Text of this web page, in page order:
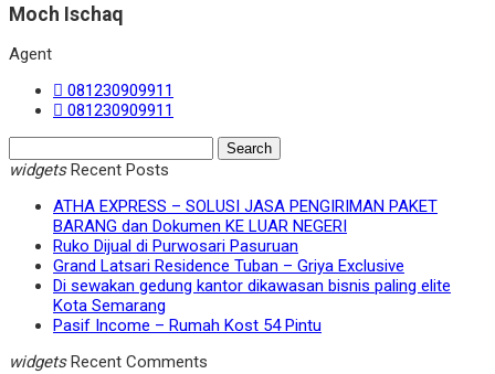
Moch Ischaq
Agent
081230909911
081230909911
for:
widgetsRecent Posts
ATHA EXPRESS – SOLUSI JASA PENGIRIMAN PAKET
BARANG dan Dokumen KE LUAR NEGERI
Ruko Dijual di Purwosari Pasuruan
Grand Latsari Residence Tuban – Griya Exclusive
Di sewakan gedung kantor dikawasan bisnis paling elite
Kota Semarang
Pasif Income – Rumah Kost 54 Pintu
widgetsRecent Comments